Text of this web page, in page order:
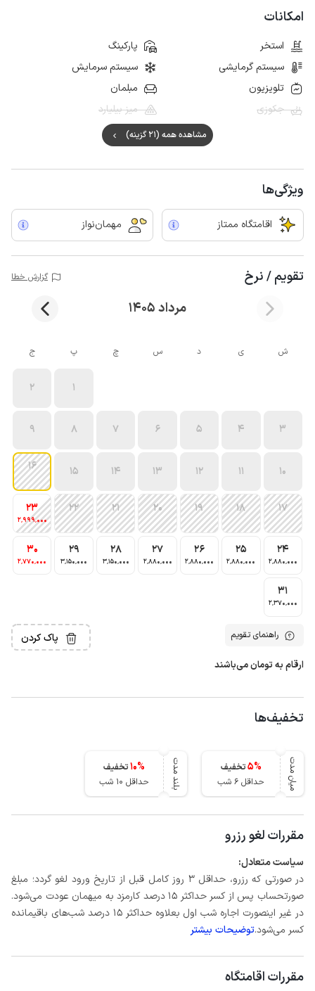
امکانات
استخر
پارکینگ
سیستم گرمایشی
سیستم سرمایش
تلویزیون
مبلمان
جکوزی
میز بیلیارد
مشاهده همه (21 گزینه)
ویژگی‌ها
اقامتگاه ممتاز مهمان‌نواز
تقویم / نرخ گزارش خطا
مرداد 1405
ش ی د س چ پ ج
1
2
3
4
5
6
7
8
9
10
11
12
13
14
15
16
17
18
19
20
21
22
23
2٬999٬000
24
2٬880٬000
25
2٬880٬000
26
2٬880٬000
27
2٬880٬000
28
3٬150٬000
29
3٬150٬000
30
2٬770٬000
31
2٬370٬000
راهنمای تقویم پاک کردن
ارقام به تومان می‌باشند
تخفیف‌ها
میان مدت 5%
تخفیف
حداقل 6 شب
بلند مدت 10%
تخفیف
حداقل 10 شب
مقررات لغو رزرو
سیاست متعادل:
در صورتی که رزرو، حداقل 3 روز کامل قبل از تاریخ ورود لغو گردد؛ مبلغ
صورتحساب پس از کسر حداکثر 15 درصد کارمزد به میهمان عودت می‌شود.
در غیر اینصورت اجاره شب اول بعلاوه حداکثر 15 درصد شب‌های باقیمانده
کسر می‌شود.توضیحات بیشتر
مقررات اقامتگاه